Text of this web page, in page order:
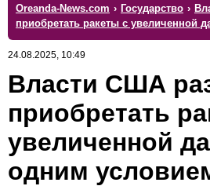
Oreanda-News.com › Государство ›
приобретать ракеты с увеличенной
24.08.2025, 10:49
Власти США
приобретать
увеличенной
одним